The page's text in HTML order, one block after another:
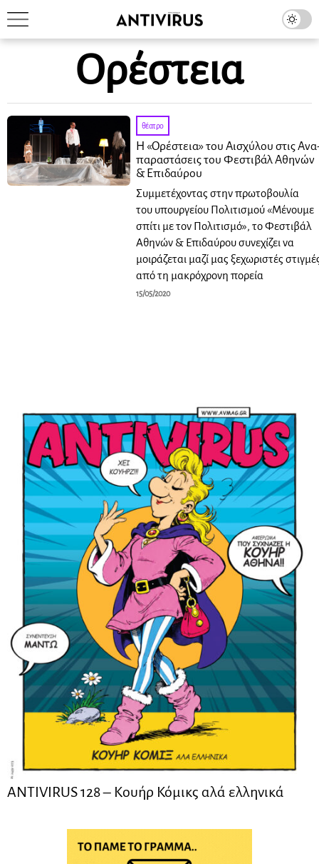
Ορέστεια
θέατρο
Η «Ορέστεια» του Αισχύλου στις
παραστάσεις του Φεστιβάλ Αθηνών
& Επιδαύρου
Συμμετέχοντας στην πρωτοβουλία
του υπουργείου Πολιτισμού «Μένουμε
σπίτι με τον Πολιτισμό», το Φεστιβάλ
Αθηνών & Επιδαύρου συνεχίζει να
μοιράζεται μαζί μας ξεχωριστές
από τη μακρόχρονη πορεία
15/05/2020
ANTIVIRUS 128 – Kουήρ Κόμικς αλά ελληνικά